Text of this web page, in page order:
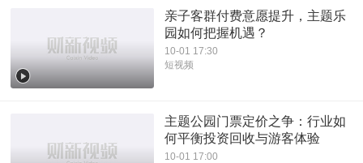
亲子客群付费意愿提升，主题乐
园如何把握机遇？
10-01 17:30
短视频
主题公园门票定价之争：行业如
何平衡投资回收与游客体验
10-01 17:00